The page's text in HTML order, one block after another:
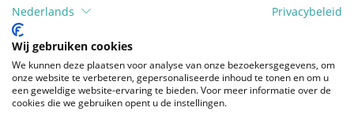
Nederlands Privacybeleid
Wij gebruiken cookies
We kunnen deze plaatsen voor analyse van onze bezoekersgegevens, om
onze website te verbeteren, gepersonaliseerde inhoud te tonen en om u
een geweldige website-ervaring te bieden. Voor meer informatie over de
cookies die we gebruiken opent u de instellingen.
facebookinstagram
© 2026 Beautiful After Breast Cancer Foundation
Privacy Policy
Disclaimer
Cookies wijzigen
Webdesign by Who Owns The Zebra